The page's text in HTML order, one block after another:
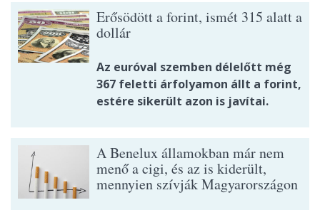
Erősödött a forint, ismét 315 alatt a
dollár
Az euróval szemben délelőtt még
367 feletti árfolyamon állt a forint,
estére sikerült azon is javítai.
A Benelux államokban már nem
menő a cigi, és az is kiderült,
mennyien szívják Magyarországon